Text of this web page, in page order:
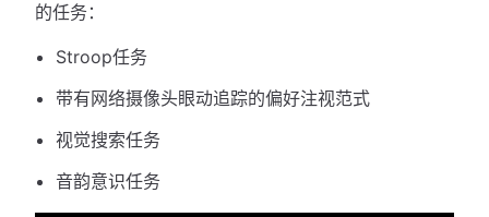
的任务：
Stroop任务
带有网络摄像头眼动追踪的偏好注视范式
视觉搜索任务
音韵意识任务